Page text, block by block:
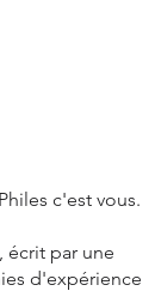
c'est vous.
écrit par une
d'expérience